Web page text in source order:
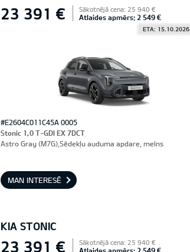
23 391 € Sākotnējā cena: 25 940 €
Atlaides apmērs: 2 549 €
ETA: 15.10.2026
#E2604C011C45A 0005
Stonic 1,0 T-GDI EX 7DCT
Astro Gray (M7G),Sēdekļu auduma apdare, melns
MAN INTERESĒ
KIA STONIC
23 391 € Sākotnējā cena: 25 940 €
Atlaides apmērs: 2 549 €